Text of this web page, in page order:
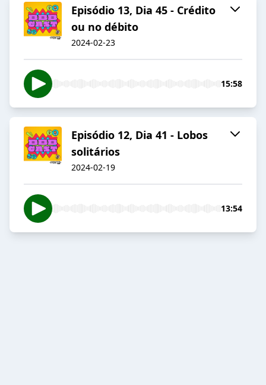
Episódio 13, Dia 45 - Crédito
ou no débito
2024-02-23
15:58
Episódio 12, Dia 41 - Lobos
solitários
2024-02-19
13:54